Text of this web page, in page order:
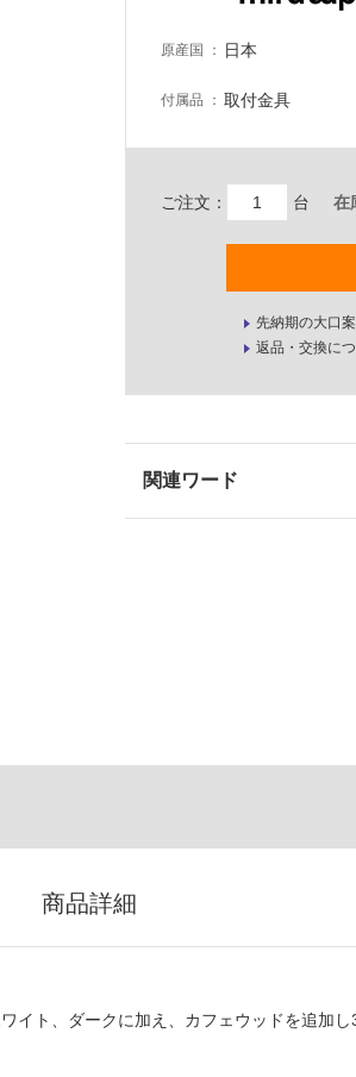
原産国 日本
付属品 取付金具
ご注文： 台 在
先納期の大口
返品・交換に
商品詳細
イト、ダークに加え、カフェウッドを追加し